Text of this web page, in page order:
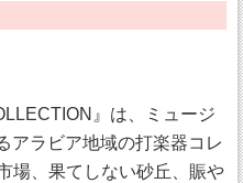
』は、ミュージ
アラビア地域の打楽器コレ
場、果てしない砂丘、賑や